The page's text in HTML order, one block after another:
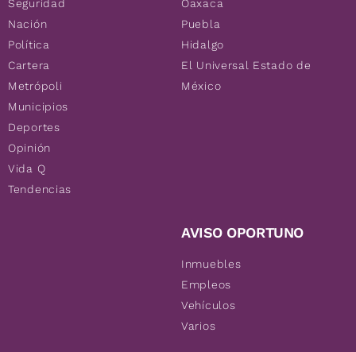
Seguridad
Nación
Política
Cartera
Metrópoli
Municipios
Deportes
Opinión
Vida Q
Tendencias
Oaxaca
Puebla
Hidalgo
El Universal Estado de
México
AVISO OPORTUNO
Inmuebles
Empleos
Vehículos
Varios